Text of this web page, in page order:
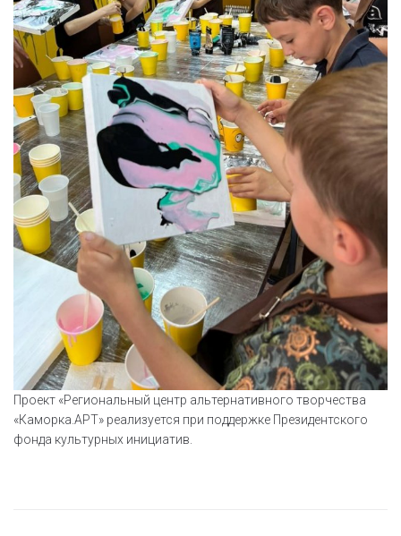
Проект «Региональный центр альтернативного творчества
«Каморка.АРТ» реализуется при поддержке Президентского
фонда культурных инициатив.